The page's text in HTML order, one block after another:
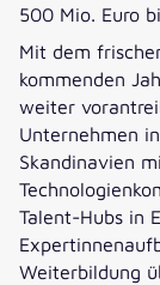
500 Mio. Euro
Mit dem
kommenden
weiter
Unternehmen
Skandinavien
Talent-Hubs in
Weiterbildung